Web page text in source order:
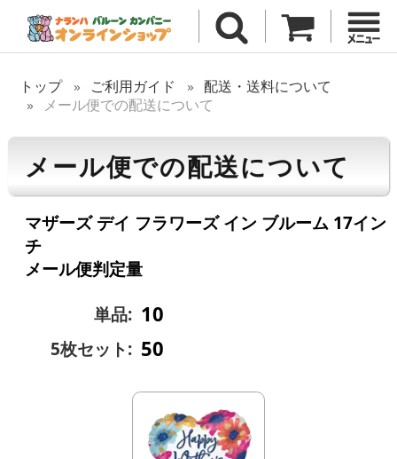
トップ ご利用ガイド
配送・送料について
メール便での配送について
メール便での配送について
マザーズ デイ フラワーズ イン ブルーム 17イン
チ
メール便判定量
単品: 10
5枚セット: 50